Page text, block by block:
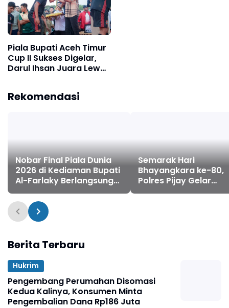
Piala Bupati Aceh Timur
Cup II Sukses Digelar,
Darul Ihsan Juara Lewat
Rekomendasi
Nobar Final Piala Dunia
2026 di Kediaman Bupati
Al-Farlaky Berlangsung
Meriah
Semarak Hari
Bhayangkara ke-80,
Polres Pijay Gelar
Olahraga Bersama
Berita Terbaru
Hukrim
Pengembang Perumahan Disomasi
Kedua Kalinya, Konsumen Minta
Pengembalian Dana Rp186 Juta